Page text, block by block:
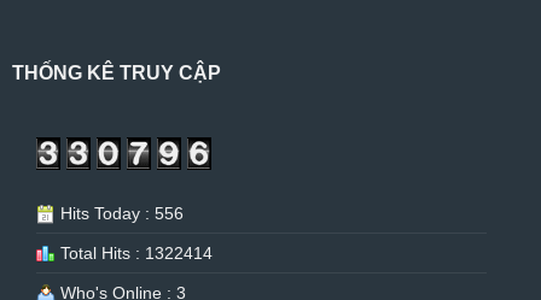
THỐNG KÊ TRUY CẬP
Hits Today : 556
Total Hits : 1322414
Who's Online : 3